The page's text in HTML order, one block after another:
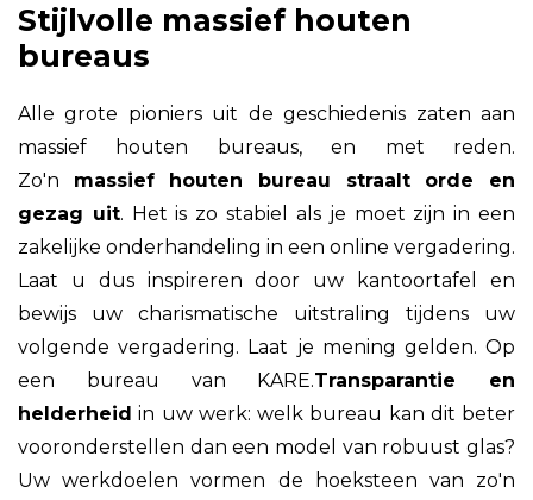
Stijlvolle massief houten
bureaus
Alle grote pioniers uit de geschiedenis zaten aan
massief houten bureaus, en met reden.
Zo'n massief houten bureau straalt orde en
gezag uit. Het is zo stabiel als je moet zijn in een
zakelijke onderhandeling in een online vergadering.
Laat u dus inspireren door uw kantoortafel en
bewijs uw charismatische uitstraling tijdens uw
volgende vergadering. Laat je mening gelden. Op
een bureau van KARE.Transparantie en
helderheid in uw werk: welk bureau kan dit beter
vooronderstellen dan een model van robuust glas?
Uw werkdoelen vormen de hoeksteen van zo'n